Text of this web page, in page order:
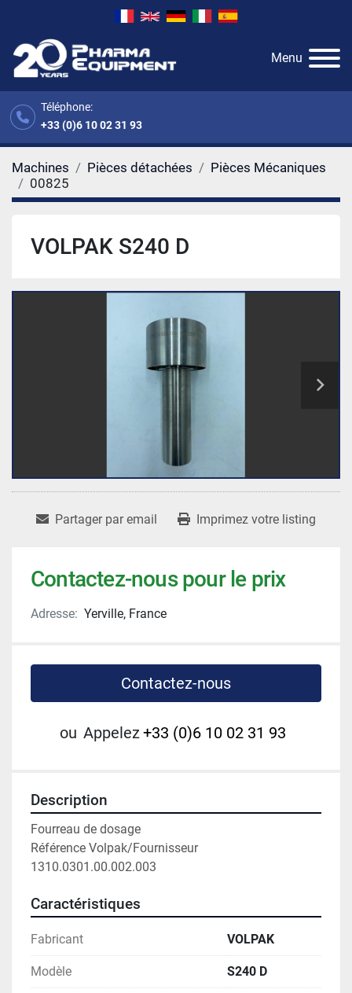
Téléphone:
+33 (0)6 10 02 31 93
Menu
Machines Pièces détachées
Pièces Mécaniques
00825
VOLPAK S240 D
Partager par email Imprimez votre listing
Contactez-nous pour le prix
Adresse: Yerville, France
Contactez-nous
ou Appelez+33 (0)6 10 02 31 93
Description
Fourreau de dosage
Référence Volpak/Fournisseur
1310.0301.00.002.003
Caractéristiques
Fabricant VOLPAK
Modèle S240 D